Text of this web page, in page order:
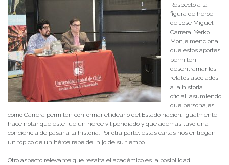
Respecto a la
figura de héroe
de José Miguel
Carrera, Yerko
Monje menciona
que estos aportes
permiten
desentramar los
relatos asociados
a la historia
oficial, asumiendo
que personajes
como Carrera permiten conformar el ideario del Estado nación. Igualmente,
hace notar que este fue un héroe vilipendiado y que además tuvo una
conciencia de pasar a la historia. Por otra parte, estas cartas nos entregan
un tópico de un héroe rebelde, hijo de su tiempo.
Otro aspecto relevante que resalta el académico es la posibilidad